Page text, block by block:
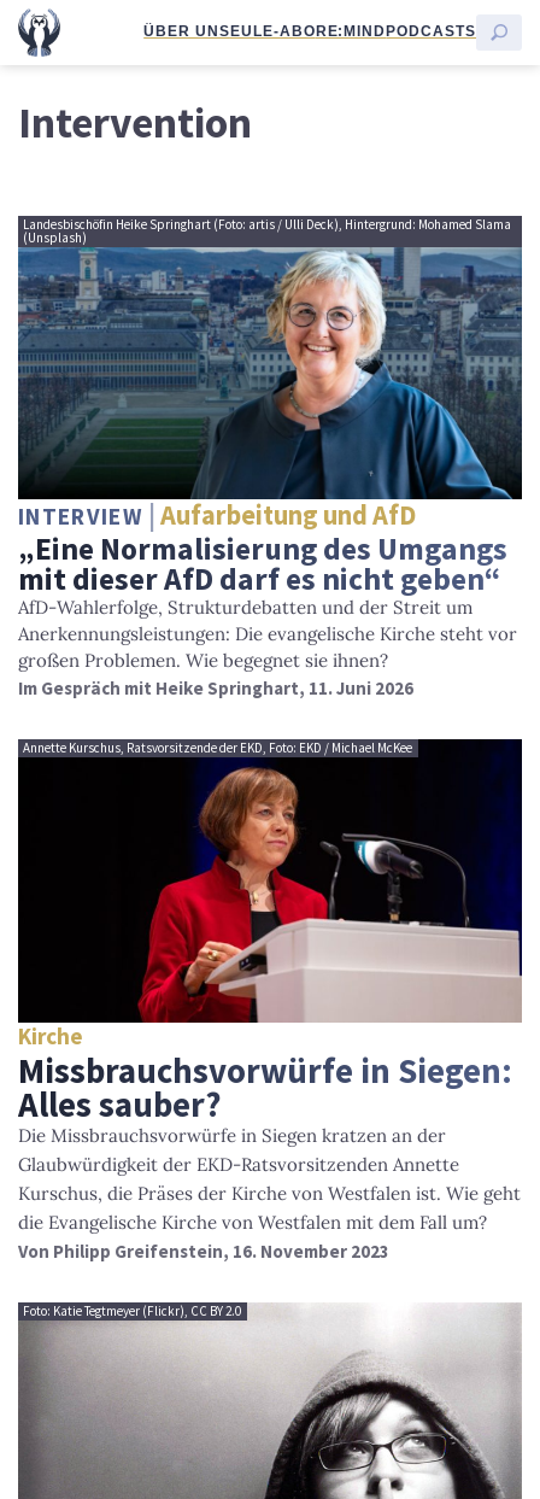
ÜBER UNSEULE-ABORE:MINDPODCASTS
Intervention
Landesbischöfin Heike Springhart (Foto: artis / Ulli Deck), Hintergrund: Mohamed Slama
(Unsplash)
INTERVIEW Aufarbeitung und AfD
„Eine Normalisierung des Umgangs
mit dieser AfD darf es nicht geben“
AfD-Wahlerfolge, Strukturdebatten und der Streit um
Anerkennungsleistungen: Die evangelische Kirche steht vor
großen Problemen. Wie begegnet sie ihnen?
Im Gespräch mit Heike Springhart, 11. Juni 2026
Annette Kurschus, Ratsvorsitzende der EKD, Foto: EKD / Michael McKee
Kirche
Missbrauchsvorwürfe in Siegen:
Alles sauber?
Die Missbrauchsvorwürfe in Siegen kratzen an der
Glaubwürdigkeit der EKD-Ratsvorsitzenden Annette
Kurschus, die Präses der Kirche von Westfalen ist. Wie geht
die Evangelische Kirche von Westfalen mit dem Fall um?
Von Philipp Greifenstein, 16. November 2023
Foto: Katie Tegtmeyer (Flickr), CC BY 2.0